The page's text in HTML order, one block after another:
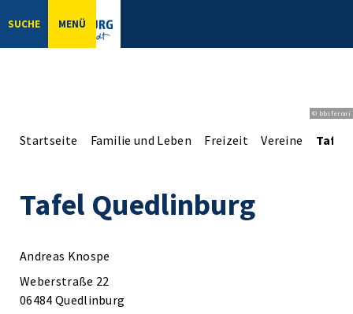
SUCHE MENÜ
© bbsferrari
Startseite Familie und Leben Freizeit Vereine Tafel
Tafel Quedlinburg
Andreas Knospe
Weberstraße 22
06484 Quedlinburg